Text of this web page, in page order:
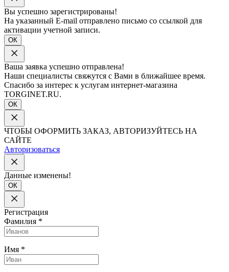
Вы успешно зарегистрированы!
На указанный E-mail отправлено письмо со ссылкой для
активации учетной записи.
ОК
Ваша заявка успешно отправлена!
Наши специалисты свяжутся с Вами в ближайшее время.
Спасибо за интерес к услугам интернет-магазина
TORGINET.RU.
ОК
ЧТОБЫ ОФОРМИТЬ ЗАКАЗ, АВТОРИЗУЙТЕСЬ НА
САЙТЕ
Авторизоваться
Данные изменены!
ОК
Регистрация
Фамилия *
Имя *